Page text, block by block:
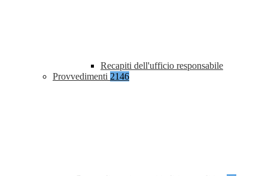
Recapiti dell'ufficio responsabile
Provvedimenti 2146